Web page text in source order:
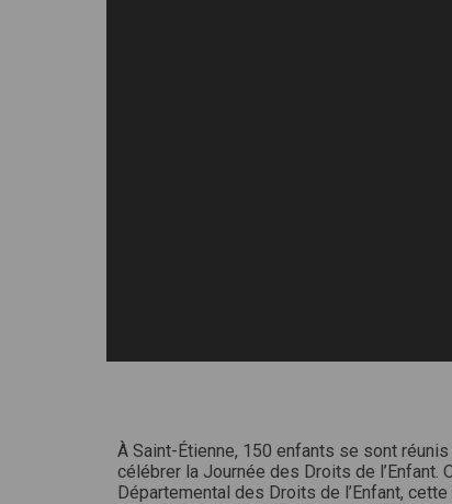
À Saint-Étienne, 150 enfants se sont
célébrer la Journée des Droits de l’Enfant.
Départemental des Droits de l’Enfant,